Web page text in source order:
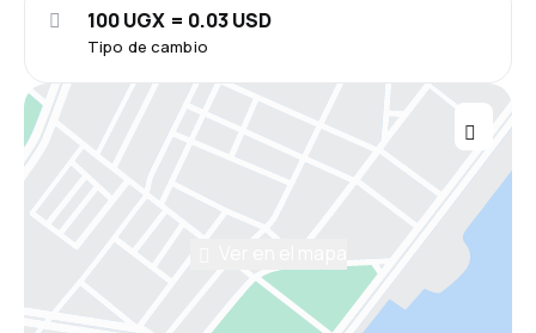
Tipo de cambio
100 UGX = 0.03 USD